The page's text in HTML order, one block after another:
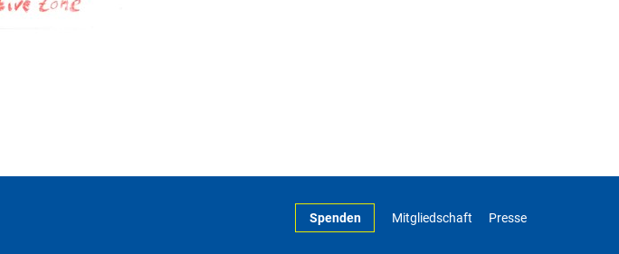
Spenden Mitgliedschaft Presse